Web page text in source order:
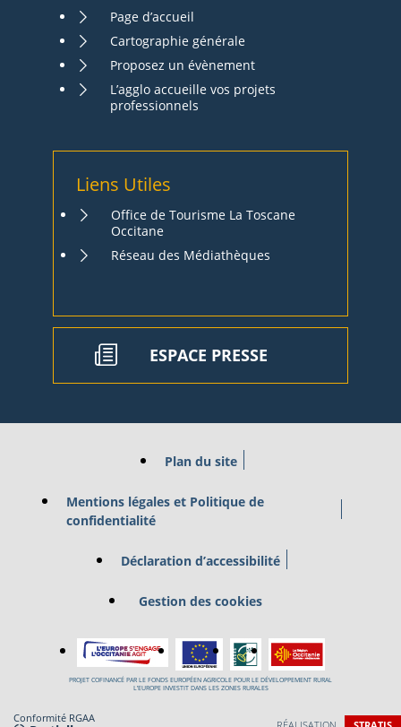
Page d’accueil
Cartographie générale
Proposez un évènement
L’agglo accueille vos projets
professionnels
Liens Utiles
Office de Tourisme La Toscane
Occitane
Réseau des Médiathèques
ESPACE PRESSE
Plan du site
Mentions légales et Politique de
confidentialité
Déclaration d’accessibilité
Gestion des cookies
PROJET COFINANCÉ PAR LE FONDS EUROPÉEN AGRICOLE POUR LE DÉVELOPPEMENT RURAL
L’EUROPE INVESTIT DANS LES ZONES RURALES
Conformité RGAA